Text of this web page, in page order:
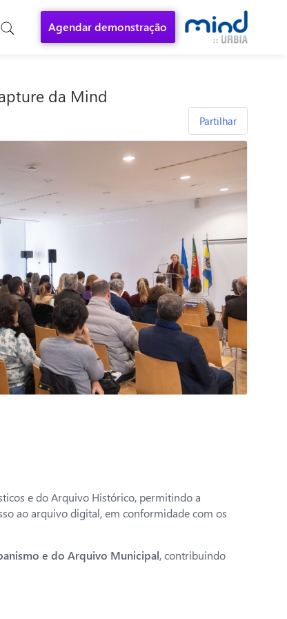
Agendar demonstração
da Mind
Partilhar
e do Arquivo Histórico, permitindo a
ao arquivo digital, em conformidade com os
e do Arquivo Municipal, contribuindo